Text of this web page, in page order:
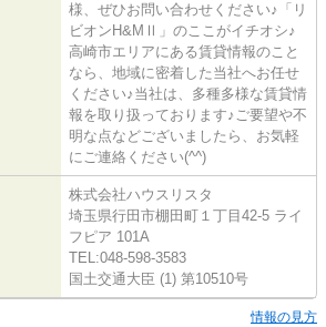
様、ぜひお問い合わせください♪「リ
ビオンH&MⅡ」のここがイチオシ♪
高崎市エリアにある賃貸情報のこと
なら、地域に密着した当社へお任せ
ください♪当社は、多種多様な賃貸情
報を取り扱っております♪ご要望や不
明な点などございましたら、お気軽
にご連絡ください(^^)
株式会社ハウスリスタ
埼玉県行田市棚田町１丁目42-5 ライ
フピア 101A
TEL:048-598-3583
国土交通大臣 (1) 第10510号
情報の見方